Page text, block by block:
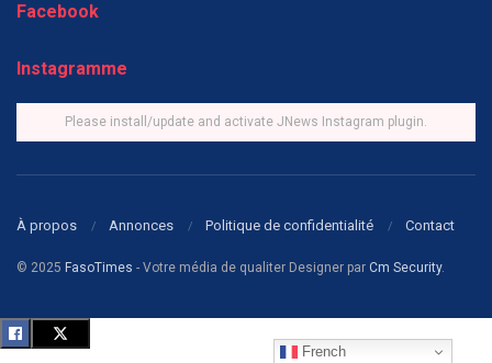
Facebook
Instagramme
Please install/update and activate JNews Instagram plugin.
À propos Annonces Politique de confidentialité Contact
© 2025 FasoTimes - Votre média de qualiter Designer par Cm Security.
French